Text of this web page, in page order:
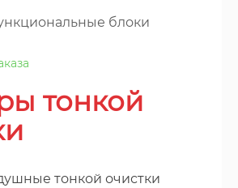
блоки
тонкой
тонкой очистки